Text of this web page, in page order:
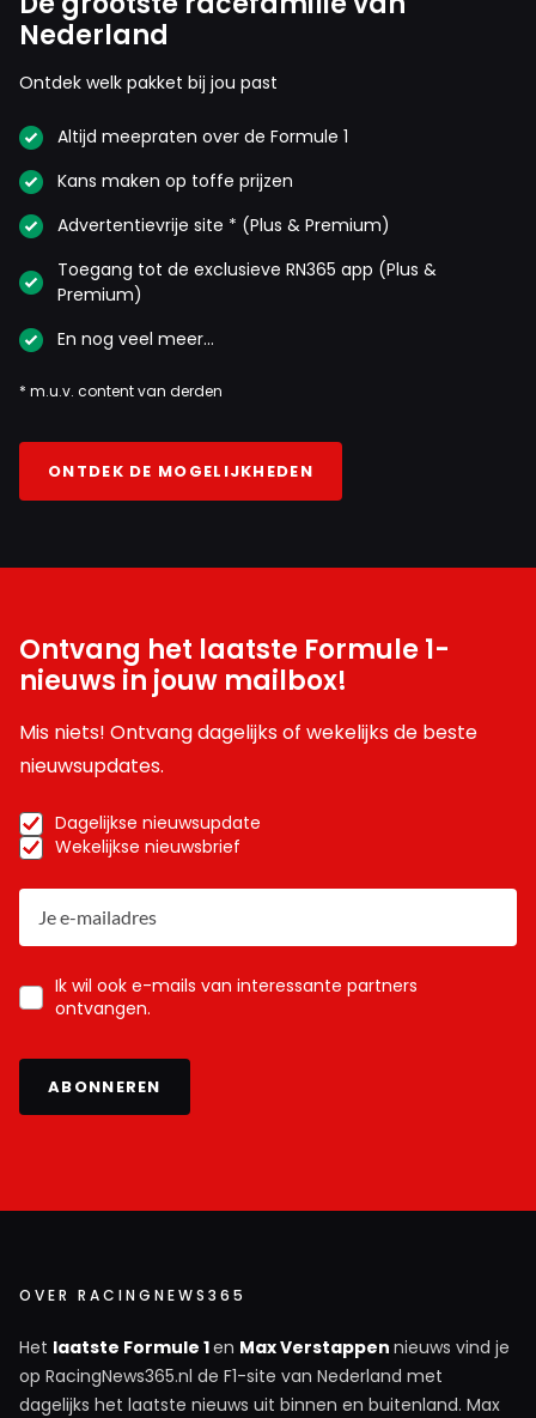
Nederland
Ontdek welk pakket bij jou past
Altijd meepraten over de Formule 1
Kans maken op toffe prijzen
Advertentievrije site * (Plus & Premium)
Toegang tot de exclusieve RN365 app (Plus &
Premium)
En nog veel meer…
* m.u.v. content van derden
ONTDEK DE MOGELIJKHEDEN
Ontvang het laatste Formule 1-
nieuws in jouw mailbox!
Mis niets! Ontvang dagelijks of wekelijks de beste
nieuwsupdates.
Dagelijkse nieuwsupdate
Wekelijkse nieuwsbrief
Ik wil ook e-mails van interessante partners
ontvangen.
ABONNEREN
OVER RACINGNEWS365
Het laatste Formule 1en Max Verstappen nieuws vind je
op RacingNews365.nl de F1-site van Nederland met
dagelijks het laatste nieuws uit binnen en buitenland. Max